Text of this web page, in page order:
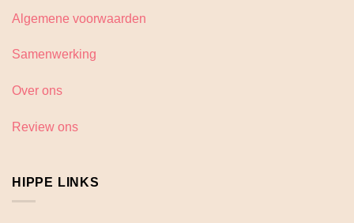
Algemene voorwaarden
Samenwerking
Over ons
Review ons
HIPPE LINKS